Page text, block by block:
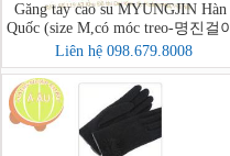
Găng tay cao su MYUNGJIN Hàn
Quốc (size M,có móc treo-명진걸이
형고무장갑 중)
Liên hệ 098.679.8008